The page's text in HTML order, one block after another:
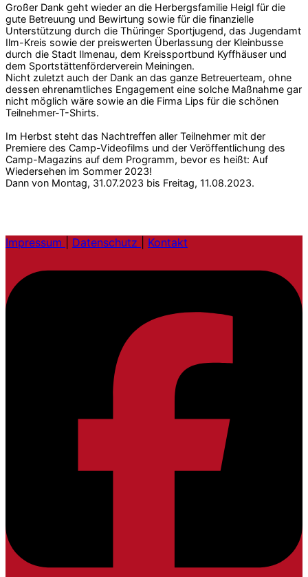
Großer Dank geht wieder an die Herbergsfamilie Heigl für die
gute Betreuung und Bewirtung sowie für die finanzielle
Unterstützung durch die Thüringer Sportjugend, das Jugendamt
Ilm-Kreis sowie der preiswerten Überlassung der Kleinbusse
durch die Stadt Ilmenau, dem Kreissportbund Kyffhäuser und
dem Sportstättenförderverein Meiningen.
Nicht zuletzt auch der Dank an das ganze Betreuerteam, ohne
dessen ehrenamtliches Engagement eine solche Maßnahme gar
nicht möglich wäre sowie an die Firma Lips für die schönen
Teilnehmer-T-Shirts.
Im Herbst steht das Nachtreffen aller Teilnehmer mit der
Premiere des Camp-Videofilms und der Veröffentlichung des
Camp-Magazins auf dem Programm, bevor es heißt: Auf
Wiedersehen im Sommer 2023!
Dann von Montag, 31.07.2023 bis Freitag, 11.08.2023.
Impressum Datenschutz Kontakt